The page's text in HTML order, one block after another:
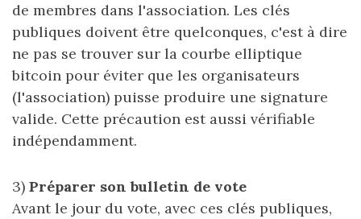
de membres dans l'association. Les clés
publiques doivent être quelconques, c'est à dire
ne pas se trouver sur la courbe elliptique
bitcoin pour éviter que les organisateurs
(l'association) puisse produire une signature
valide. Cette précaution est aussi vérifiable
indépendamment.
3) Préparer son bulletin de vote
Avant le jour du vote, avec ces clés publiques,